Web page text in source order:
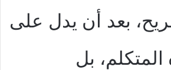
بعد أن يدل على
بل